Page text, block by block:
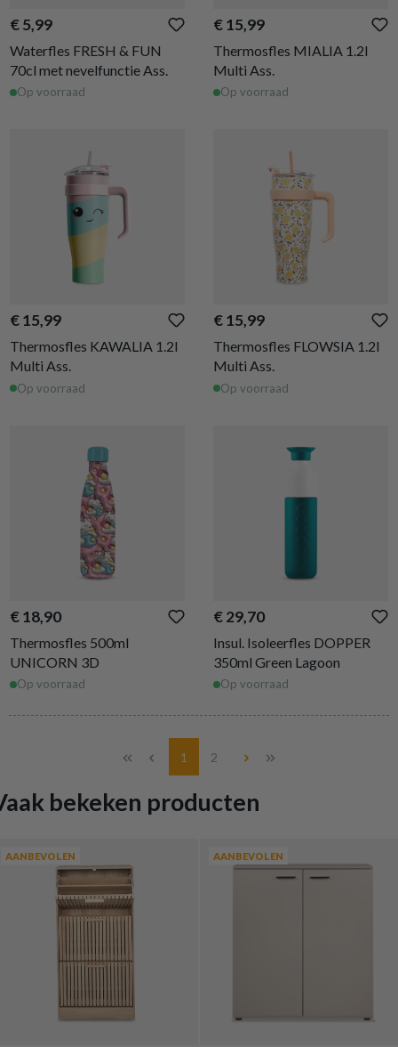
€ 5,99
Waterfles FRESH & FUN
70cl met nevelfunctie Ass.
Op voorraad
€ 15,99
Thermosfles MIALIA 1.2l
Multi Ass.
Op voorraad
€ 15,99
Thermosfles KAWALIA 1.2l
Multi Ass.
Op voorraad
€ 15,99
Thermosfles FLOWSIA 1.2l
Multi Ass.
Op voorraad
€ 18,90
Thermosfles 500ml
UNICORN 3D
Op voorraad
€ 29,70
Insul. Isoleerfles DOPPER
350ml Green Lagoon
Op voorraad
Pagina
1 Pagina
2
bekeken producten
AANBEVOLEN AANBEVOLEN